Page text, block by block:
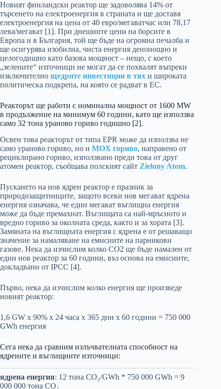
Новият финландски реактор ще задоволява 14% от
търсенето на електроенергия в страната и ще доставя
електроенергия на цена от 40 евро/мегаватчас или 78,17
лева/мегават [1]. При днешните цени на борсите в
Европа и в България, той ще бъде на огромна печалба и
ще осигурява изобилна, чиста енергия денонощно и
целогодишно като базова мощност – нещо, с което
„зелените“ източници не могат да се похвалят въпреки
изключително щедрите инвестиции в тях и широката
политическа подкрепа, на която се радват в ЕС.
Реакторът ще работи с номинална мощност от 1600 MW
в продължение на минимум 60 години, като ще използва
само 32 тона ураново гориво годишно [2].
Освен това реакторът от типа EPR може да използва не
само ураново гориво, но и MOX гориво, направено от
рециклирано гориво, използвано преди това от друг
атомен реактор, съобщава полският сайт Zielony Atom.
Пускането на нов ядрен реактор е празник за
природозащитниците, защото всеки нов мегават ядрена
енергия означава, че един мегават въглищна енергия
може да бъде премахнат. Въглищата са най-мръсното и
вредно гориво за околната среда, както и за хората [3].
Замяната на въглищната енергия с ядрена е от решаващо
значение за намаляване на емисиите на парникови
газове. Нека да изчислим колко CO2 ще бъде намален от
един нов реактор за 60 години, въз основа на емисиите,
докладвани от IPCC [4].
Първо, нека да изчислим колко енергия ще произведе
новият реактор:
1,6 GW х 90% х 24 часа х 365 дни х 60 години = 750 000
GWh енергия
Сега нека да сравним излъчвателната способност на
ядрените и въглищните източници:
ядрена енергия: 12 тона CO₂/GWh * 750 000 GWh = 9
000 000 тона CO₂